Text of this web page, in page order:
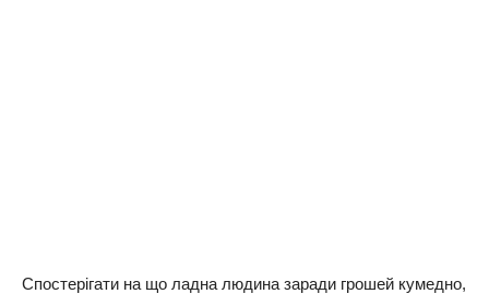
Спостерігати на що ладна людина заради грошей кумедно,